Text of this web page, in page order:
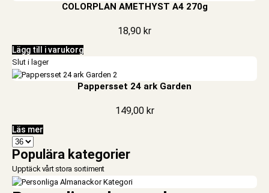
COLORPLAN AMETHYST A4 270g
18,90 kr
Lägg till i varukorg
Slut i lager
Pappersset 24 ark Garden
149,00 kr
Läs mer
Populära kategorier
Upptäck vårt stora sortiment